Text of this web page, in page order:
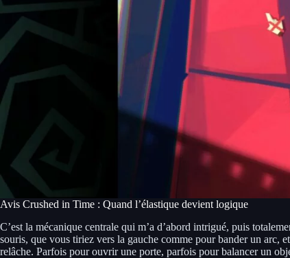
Avis Crushed in Time : Quand l’élastique devient logique
C’est la mécanique centrale qui m’a d’abord intrigué, puis
souris, que vous tiriez vers la gauche comme pour bander un arc,
relâche. Parfois pour ouvrir une porte, parfois pour balancer un